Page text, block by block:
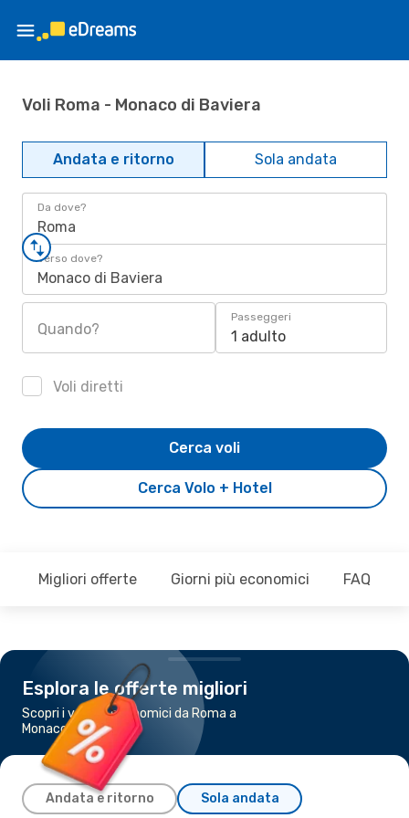
Voli Roma - Monaco di Baviera
Andata e ritorno Sola andata
Da dove?
Roma
Verso dove?
Monaco di Baviera
Quando?
Passeggeri
1 adulto
Voli diretti
Cerca Volo + Hotel
Cerca voli
Migliori offerte Giorni più economici FAQ
Esplora le offerte migliori
Scopri i voli più economici da Roma a
Monaco di Baviera
Andata e ritorno Sola andata